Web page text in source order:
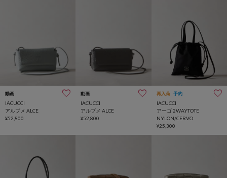
動画
IACUCCI
アルブメ ALCE
¥52,800
動画
IACUCCI
アルブメ ALCE
¥52,800
再入荷 予約
IACUCCI
アーゴ 2WAYTOTE
NYLON/CERVO
¥25,300